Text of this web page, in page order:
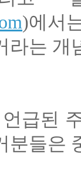
)에서
라는 개
급된
분들은